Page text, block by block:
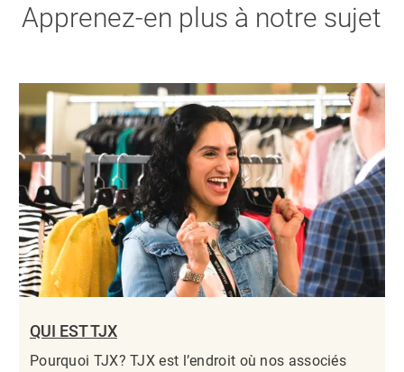
Apprenez-en plus à notre sujet
QUI EST TJX
Pourquoi TJX? TJX est l’endroit où nos associés